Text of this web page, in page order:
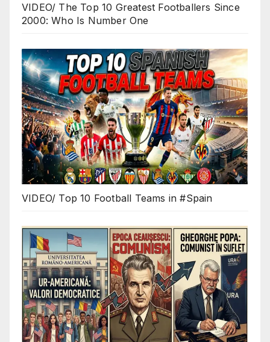
VIDEO/ The Top 10 Greatest Footballers Since
2000: Who Is Number One
VIDEO/ Top 10 Football Teams in #Spain